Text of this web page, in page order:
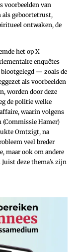
voorbeelden van
als geboortetrust,
ontwaken, de
het op X
enquêtes
— zoals de
als voorbeelden
worden door deze
de politie welke
waarin volgens
(Commissie Hamer)
Omtzigt, na
veel breder
maar ook om andere
deze thema’s zijn